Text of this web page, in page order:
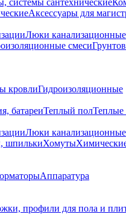
системы сантехнические
Аксессуары для
Люки канализационные
смеси
кровлиГидроизоляционные
батареиТеплый полТеплые
Люки канализационные
шпилькиХомуты
Аппаратура
профили для пола и